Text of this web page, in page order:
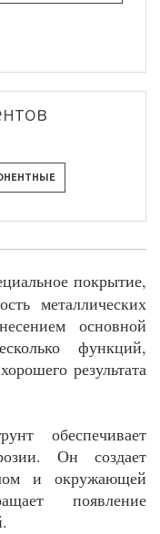
покрытие,
металлических
основной
функций,
результата
обеспечивает
Он создает
и окружающей
появление